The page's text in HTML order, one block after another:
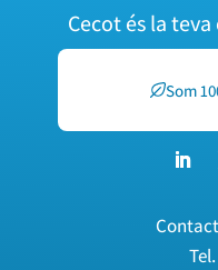
Cecot és la
Som